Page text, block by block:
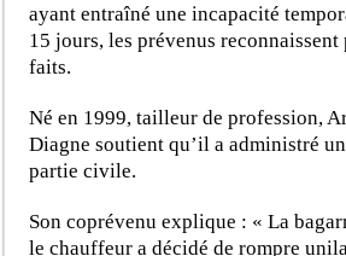
ayant entraîné une incapacité
15 jours, les prévenus
faits.
Né en 1999, tailleur de profession,
Diagne soutient qu’il a administré
partie civile.
Son coprévenu explique : « La
le chauffeur a décidé de rompre